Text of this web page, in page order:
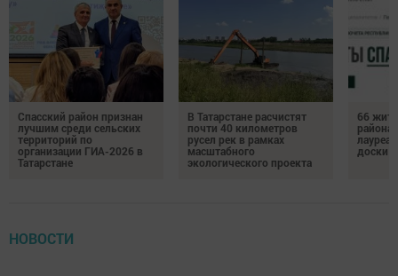
Спасский район признан
лучшим среди сельских
территорий по
организации ГИА-2026 в
Татарстане
В Татарстане расчистят
почти 40 километров
русел рек в рамках
масштабного
экологического проекта
66
района
доски
НОВОСТИ